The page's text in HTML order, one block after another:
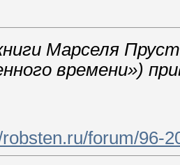
Марселя
времени»)
robsten.ru/forum/96-